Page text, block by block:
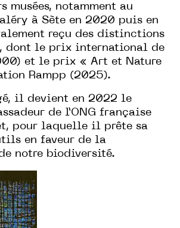
musées, notamment au
à Sète en 2020 puis en
reçu des distinctions
dont le prix international de
et le prix « Art et Nature
Rampp (2025).
il devient en 2022 le
de l’ONG française
pour laquelle il prête sa
en faveur de la
notre biodiversité.